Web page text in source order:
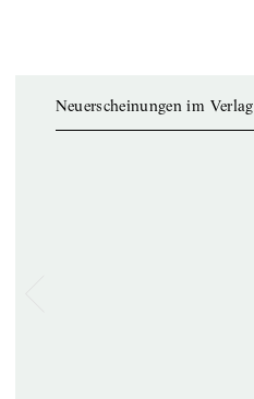
Neuerscheinungen im Verlag